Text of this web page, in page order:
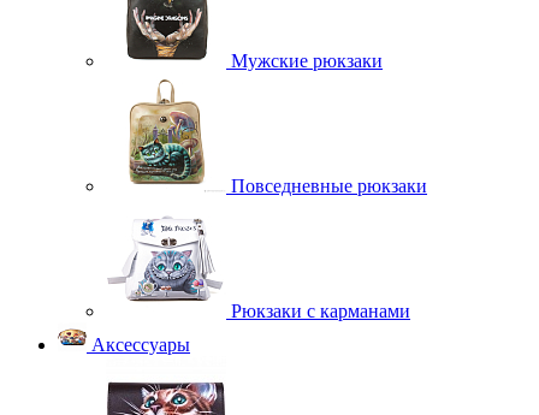
Мужские рюкзаки
Повседневные рюкзаки
Рюкзаки с карманами
Аксессуары